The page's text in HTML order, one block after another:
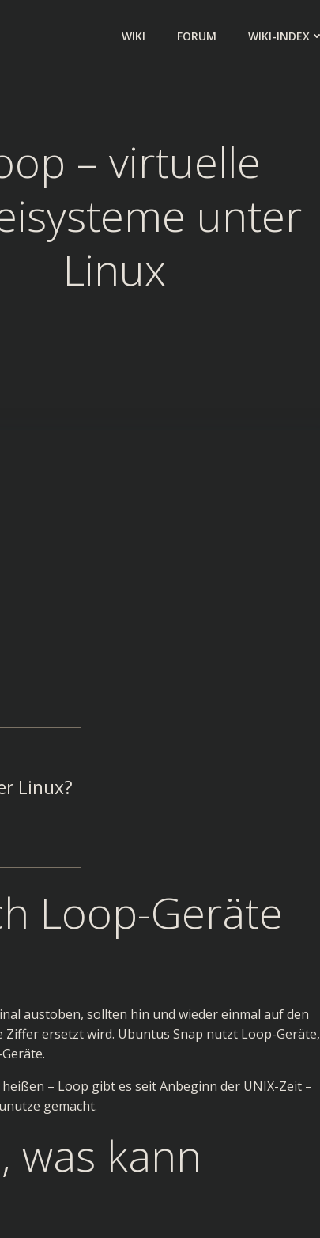
WIKI FORUM WIKI-INDEX
– virtuelle
unter
Linux
Linux?
Loop-Geräte
austoben, sollten hin und wieder einmal auf den
Ziffer ersetzt wird. Ubuntus Snap nutzt Loop-Geräte,
– Loop gibt es seit Anbeginn der UNIX-Zeit –
gemacht.
was kann